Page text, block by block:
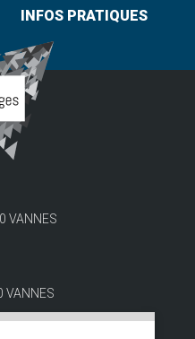
INFOS PRATIQUES
VANNES
VANNES